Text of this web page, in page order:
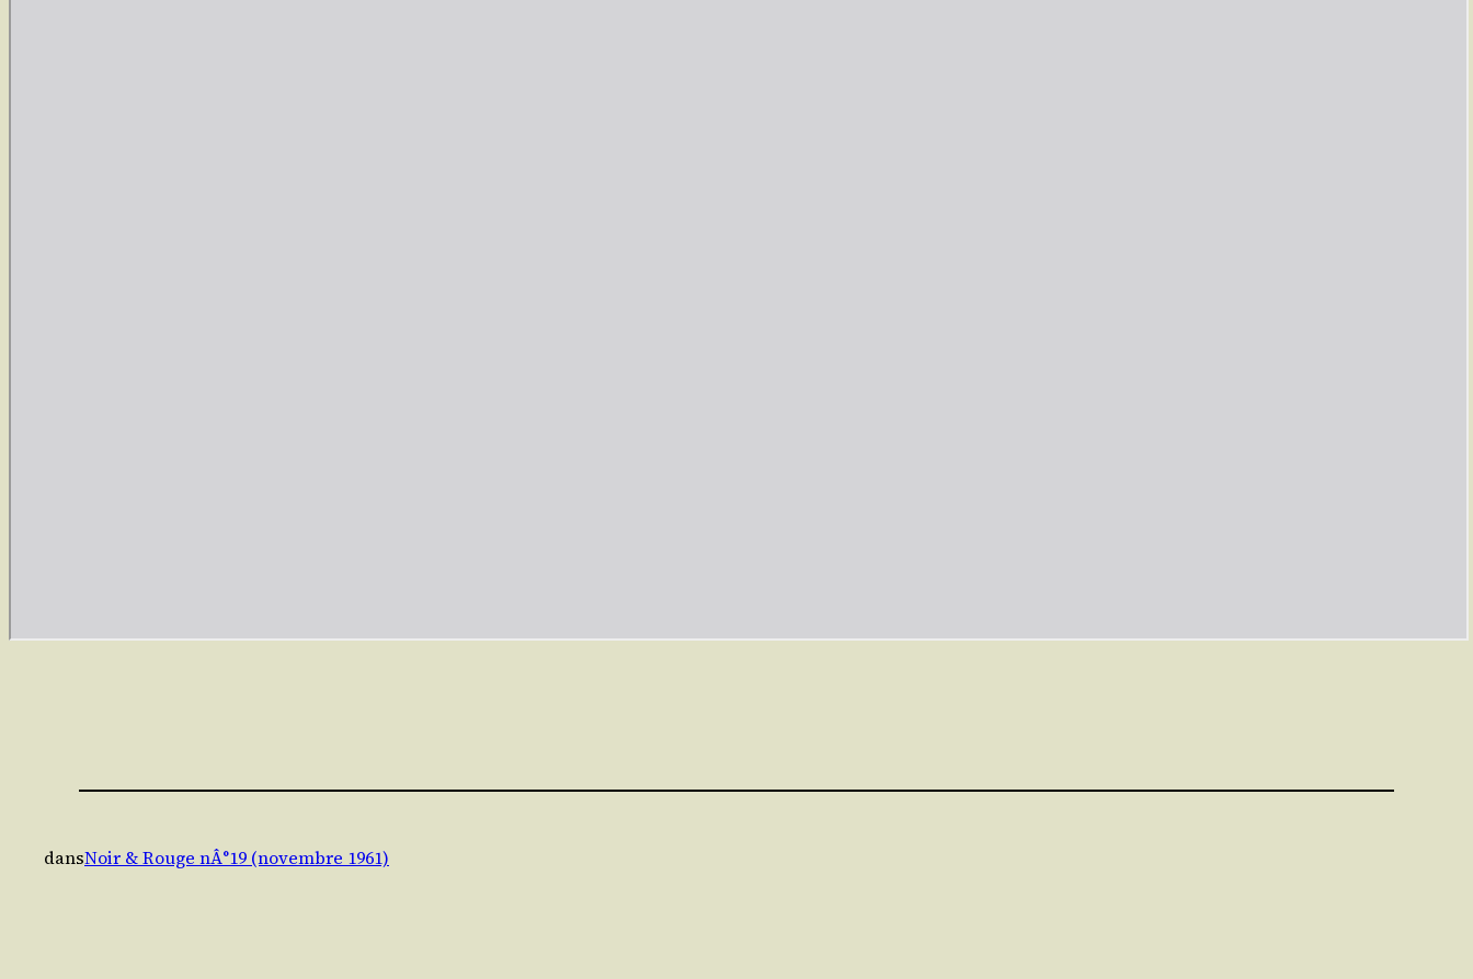
dansNoir & Rouge nÂ°19 (novembre 1961)